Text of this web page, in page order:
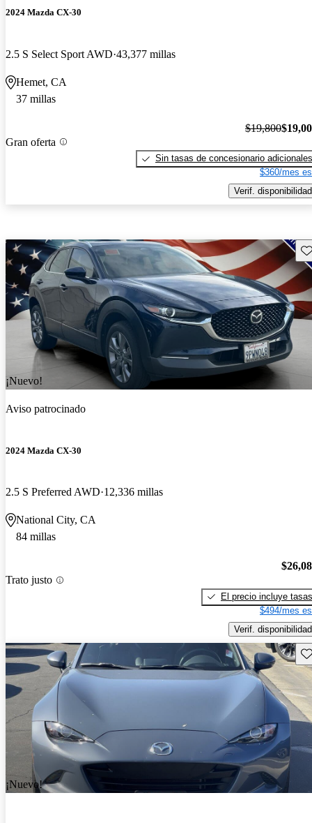
2024 Mazda CX-30
2.5 S Select Sport AWD 43,377 millas
Hemet, CA
37 millas
Gran oferta
$19,800
Sin tasas de concesionario adicionales
$360/mes
Verif. disponibilidad
¡Nuevo!
Aviso patrocinado
2024 Mazda CX-30
2.5 S Preferred AWD 12,336 millas
National City, CA
84 millas
Trato justo
El precio incluye tasas
$494/mes
Verif. disponibilidad
¡Nuevo!